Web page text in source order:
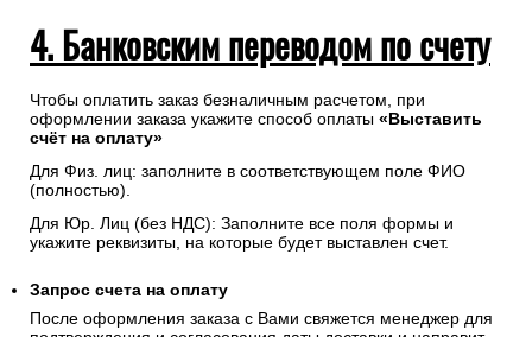
платежа и электронный кассовый чек.
Введенная контактная информация не будет
случаев, предусмотренных законодательством РФ.
4. Банковским переводом по счету
Чтобы оплатить заказ безналичным расчетом, при
оформлении заказа укажите способ оплаты«Выставить
Для Физ. лиц: заполните в соответствующем поле ФИО
(полностью).